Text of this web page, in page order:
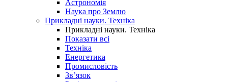
Астрономія
Наука про Землю
Прикладні науки. Техніка
Прикладні науки. Техніка
Показати всі
Техніка
Енергетика
Промисловість
Зв’язок